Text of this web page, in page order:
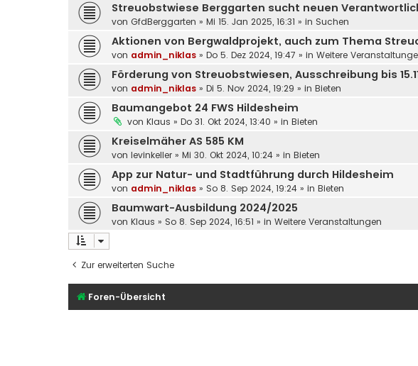
Streuobstwiese Berggarten sucht neuen
von GfdBerggarten » Mi 15. Jan 2025, 16:31 » in Suchen
Aktionen von Bergwaldprojekt, auch zum Thema
von admin_niklas » Do 5. Dez 2024, 19:47 » in Weitere
Förderung von Streuobstwiesen, Ausschreibung bis
von admin_niklas » Di 5. Nov 2024, 19:29 » in Bieten
Baumangebot 24 FWS Hildesheim
von Klaus » Do 31. Okt 2024, 13:40 » in Bieten
Kreiselmäher AS 585 KM
von levinkeller » Mi 30. Okt 2024, 10:24 » in Bieten
App zur Natur- und Stadtführung durch Hildesheim
von admin_niklas » So 8. Sep 2024, 19:24 » in Bieten
Baumwart-Ausbildung 2024/2025
von Klaus » So 8. Sep 2024, 16:51 » in Weitere Veranstaltungen
Zur erweiterten Suche
Foren-Übersicht